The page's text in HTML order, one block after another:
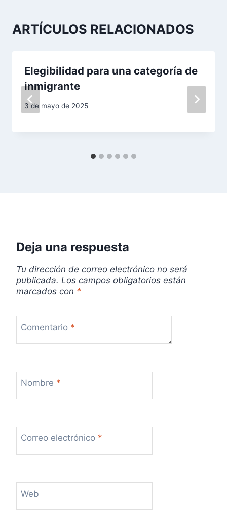
c
e
d
a
s
ARTÍCULOS RELACIONADOS
Elegibilidad para una categoría de
inmigrante
3 de mayo de 2025
Deja una respuesta
Tu dirección de correo electrónico no será
publicada. Los campos obligatorios están
marcados con *
Comentario *
Nombre *
Correo electrónico *
Web